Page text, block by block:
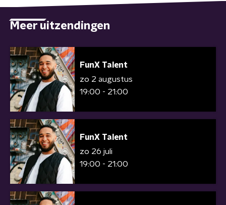
Meer uitzendingen
FunX Talent
zo 2 augustus
19:00 - 21:00
FunX Talent
zo 26 juli
19:00 - 21:00